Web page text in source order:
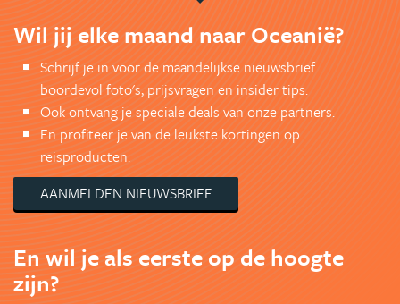
Wil jij elke maand naar Oceanië?
Schrijf je in voor de maandelijkse nieuwsbrief
boordevol foto's, prijsvragen en insider tips.
Ook ontvang je speciale deals van onze partners.
En profiteer je van de leukste kortingen op
reisproducten.
AANMELDEN NIEUWSBRIEF
En wil je als eerste op de hoogte
zijn?